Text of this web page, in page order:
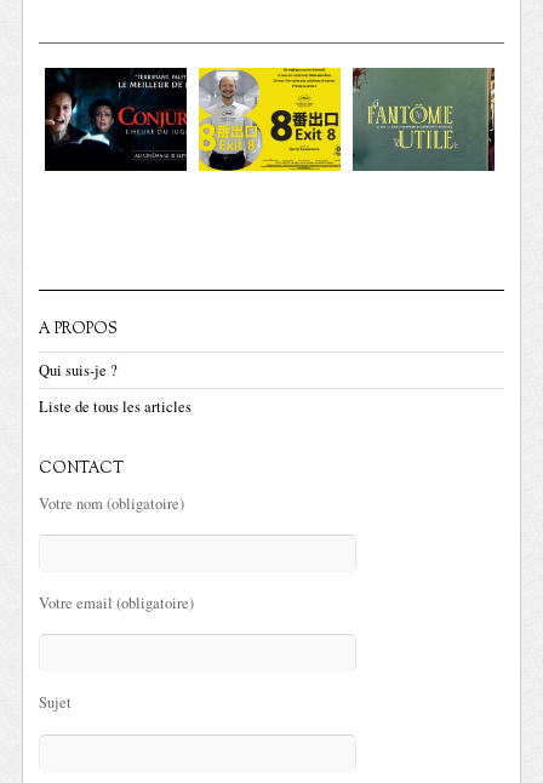
A PROPOS
Qui suis-je ?
Liste de tous les articles
CONTACT
Votre nom (obligatoire)
Votre email (obligatoire)
Sujet